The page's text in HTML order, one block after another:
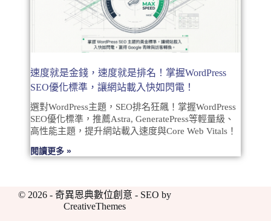
速度就是金錢，速度就是排名！掌握WordPress
SEO優化標準，讓網站載入快如閃電！
選對WordPress主題，SEO排名狂飆！掌握WordPress
SEO優化標準，推薦Astra, GeneratePress等輕量級、
高性能主題，提升網站載入速度與Core Web Vitals！
閱讀更多 »
© 2026 - 奇異恩典數位創意 - SEO by
CreativeThemes